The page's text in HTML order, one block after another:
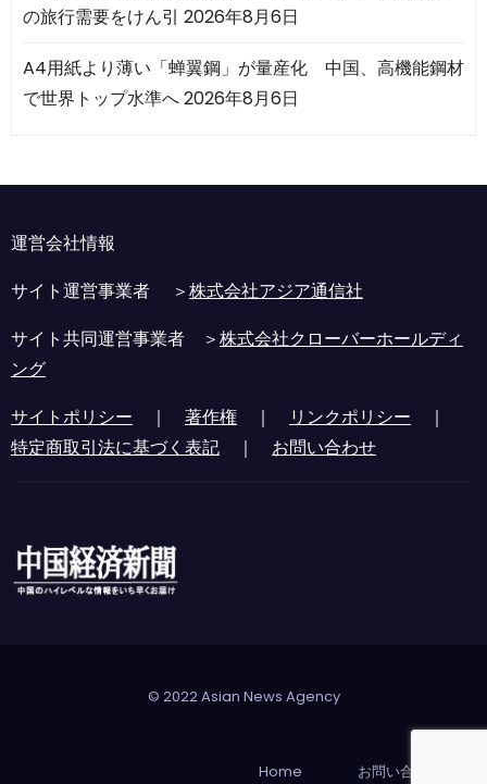
の旅行需要をけん引 2026年8月6日
A4用紙より薄い「蝉翼鋼」が量産化 中国、高機能鋼材
で世界トップ水準へ2026年8月6日
運営会社情報
サイト運営事業者 ＞株式会社アジア通信社
サイト共同運営事業者 ＞株式会社クローバーホールディ
ング
サイトポリシー ｜ 著作権 ｜ リンクポリシー ｜
特定商取引法に基づく表記 ｜ お問い合わせ
© 2022 Asian News Agency
Home お問い合わせ